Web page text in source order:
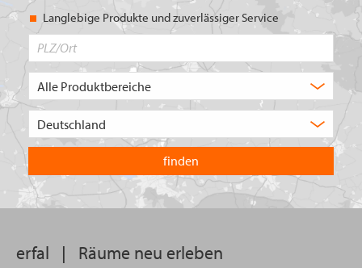
Langlebige Produkte und zuverlässiger Service
in
welchem
Land
Sie
suchen
erfal | Räume neu erleben